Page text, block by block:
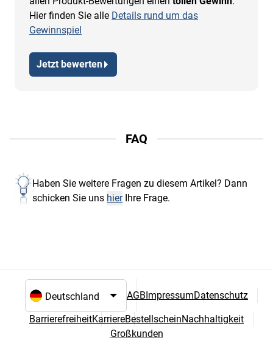
Hier finden Sie alle Details rund um das
Gewinnspiel
Jetzt bewerten
FAQ
Haben Sie weitere Fragen zu diesem Artikel? Dann
schicken Sie uns hierIhre Frage.
Sprach- und Landesauswahl
AGBImpressumDatenschutz
BarrierefreiheitKarriereBestellscheinNachhaltigkeit
Großkunden